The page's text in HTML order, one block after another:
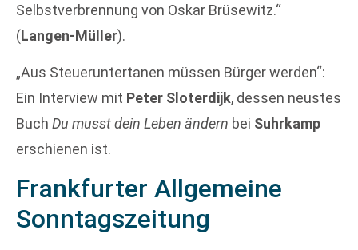
Selbstverbrennung von Oskar Brüsewitz.“
(Langen-Müller).
„Aus Steueruntertanen müssen Bürger werden“:
Ein Interview mit Peter Sloterdijk, dessen neustes
Buch Du musst dein Leben ändern bei Suhrkamp
erschienen ist.
Frankfurter Allgemeine
Sonntagszeitung